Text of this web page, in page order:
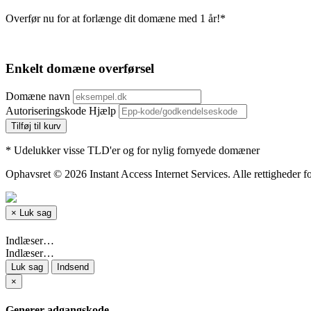
Overfør nu for at forlænge dit domæne med 1 år!*
Enkelt domæne overførsel
Domæne navn
Autoriseringskode Hjælp
Tilføj til kurv
* Udelukker visse TLD'er og for nylig fornyede domæner
Ophavsret © 2026 Instant Access Internet Services. Alle rettigheder
× Luk sag
Indlæser…
Indlæser…
Luk sag
Indsend
×